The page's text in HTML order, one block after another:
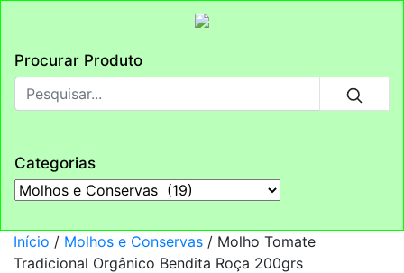
Procurar Produto
Categorias
Início / Molhos e Conservas / Molho Tomate
Tradicional Orgânico Bendita Roça 200grs